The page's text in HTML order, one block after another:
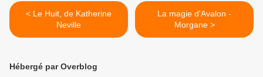
< Le Huit, de Katherine
Neville
La magie d'Avalon -
Morgane >
Hébergé par Overblog